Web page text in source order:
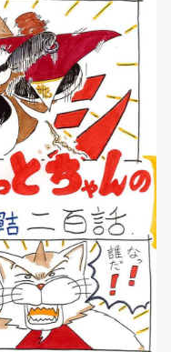
MENU
ACCESS
NEWS
マンガ